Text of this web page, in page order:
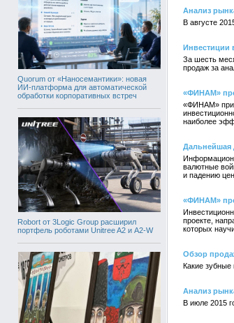
Quorum от «Наносемантики»: новая
ИИ-платформа для автоматической
обработки корпоративных встреч
Robort от 3Logic Group расширил
портфель роботами Unitree A2 и A2-W
Анализ
В августе
Инвестиции
За шесть
продаж за
«ФИНАМ»
«ФИНАМ»
наиболее
Дальнейшая
валютные
и падению
«ФИНАМ»
проекте,
которых
Обзор
Какие
Анализ
В июле 2015